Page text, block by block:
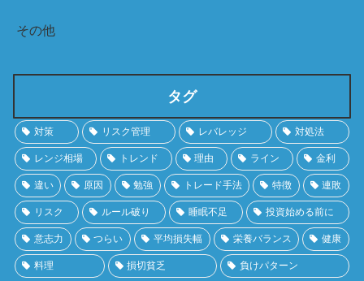
その他
タグ
対策 リスク管理 レバレッジ 対処法
レンジ相場 トレンド 理由 ライン 金利
違い 原因 勉強 トレード手法 特徴 連敗
リスク ルール破り 睡眠不足 投資始める前に
意志力 つらい 平均損失幅 栄養バランス 健康
料理 損切貧乏 負けパターン